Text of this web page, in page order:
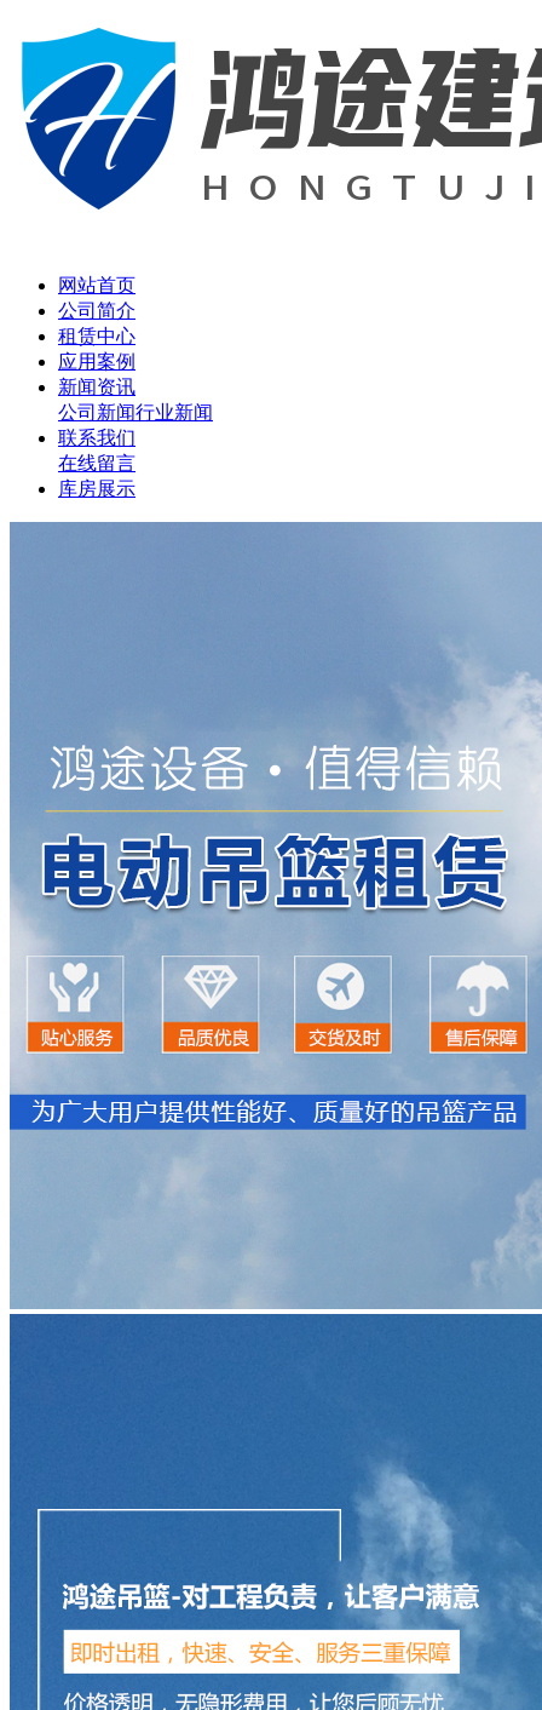
网站首页
公司简介
租赁中心
应用案例
新闻资讯
公司新闻行业新闻
联系我们
在线留言
库房展示